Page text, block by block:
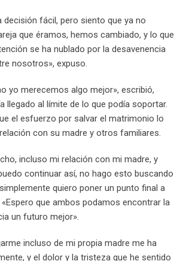
decisión fácil, pero siento que ya no
que éramos, hemos cambiado, y lo que
se ha nublado por la desavenencia
nosotros», expuso.
yo merecemos algo mejor», escribió,
llegado al límite de lo que podía soportar.
el esfuerzo por salvar el matrimonio lo
con su madre y otros familiares.
incluso mi relación con mi madre, y
continuar así, no hago esto buscando
quiero poner un punto final a
que ambos podamos encontrar la
un futuro mejor».
incluso de mi propia madre me ha
y el dolor y la tristeza que he sentido